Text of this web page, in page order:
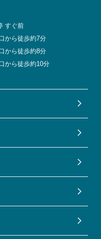
すぐ前
から徒歩約7分
から徒歩約8分
から徒歩約10分